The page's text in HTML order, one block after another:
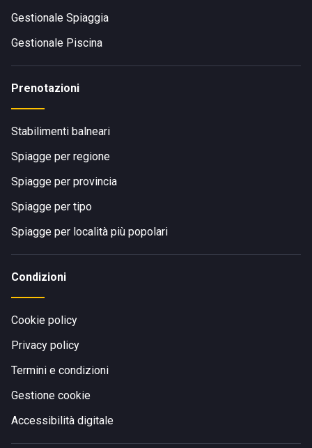
Gestionale Spiaggia
Gestionale Piscina
Prenotazioni
Stabilimenti balneari
Spiagge per regione
Spiagge per provincia
Spiagge per tipo
Spiagge per località più popolari
Condizioni
Cookie policy
Privacy policy
Termini e condizioni
Gestione cookie
Accessibilità digitale